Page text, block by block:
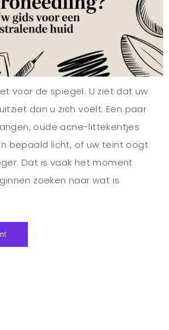
voor de spiegel. U ziet dat uw
dan u zich voelt. Een paar
oude acne-littekentjes
bepaald licht, of uw teint oogt
Dat is vaak het moment
zoeken naar wat is